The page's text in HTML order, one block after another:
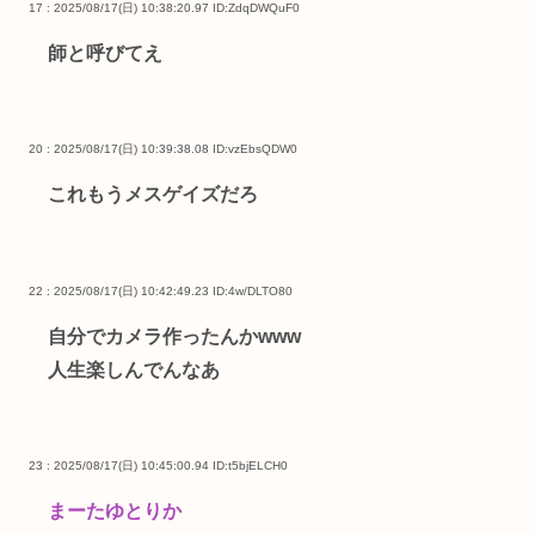
17 : 2025/08/17(日) 10:38:20.97 ID:ZdqDWQuF0
師と呼びてえ
20 : 2025/08/17(日) 10:39:38.08 ID:vzEbsQDW0
これもうメスゲイズだろ
22 : 2025/08/17(日) 10:42:49.23 ID:4w/DLTO80
自分でカメラ作ったんかwww
人生楽しんでんなあ
23 : 2025/08/17(日) 10:45:00.94 ID:t5bjELCH0
まーたゆとりか